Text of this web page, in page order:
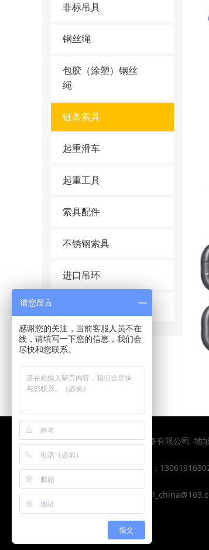
非标吊具
钢丝绳
包胶（涂塑）钢丝
绳
链条索具
起重滑车
起重工具
索具配件
不锈钢索具
进口吊环
版权所有：上海皇嘉力起重设备有限公司 地
电话： 021-58255796手机 ：
QQ: 2434706448邮箱：
请您留言
感谢您的关注，当前客服人员不在
线，请填写一下您的信息，我们会
尽快和您联系。
提交